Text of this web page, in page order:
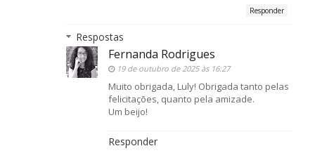
Responder
Respostas
Fernanda Rodrigues
19 de outubro de 2025 às 16:27
Muito obrigada, Luly! Obrigada tanto pelas
felicitações, quanto pela amizade.
Um beijo!
Responder